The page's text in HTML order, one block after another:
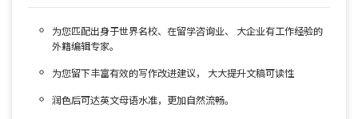
为您匹配出身于世界名校、在留学咨询业、 大企业有工作经验的
外籍编辑专家。
为您留下丰富有效的写作改进建议， 大大提升文稿可读性
润色后可达英文母语水准，更加自然流畅。